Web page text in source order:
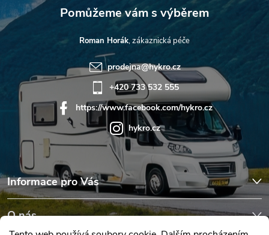
Informace pro Vás
O nás
Roman Horák
prodejna@hykro.cz
+420 733 532 555
https://www.facebook.com/hykro.cz
hykro.cz